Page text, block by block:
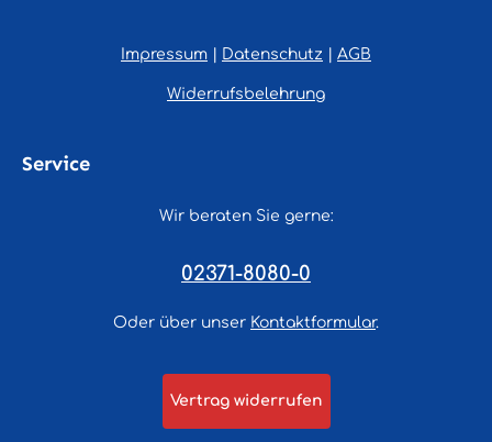
Impressum Datenschutz AGB
Widerrufsbelehrung
Service
Wir beraten Sie gerne:
02371-8080-0
Oder über unser Kontaktformular.
Vertrag widerrufen